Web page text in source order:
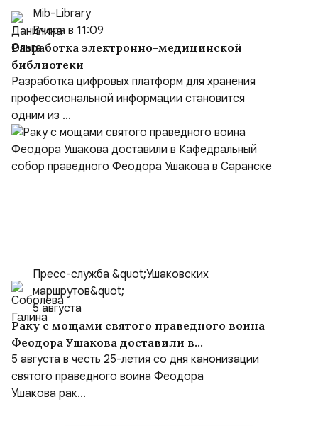
Mib-Library
Вчера в 11:09
Разработка электронно-медицинской
библиотеки
Разработка цифровых платформ для хранения
профессиональной информации становится
одним из ...
Пресс-служба &quot;Ушаковских
маршрутов&quot;
5 августа
Раку с мощами святого праведного воина
Феодора Ушакова доставили в
Кафедральный собор праведного Феодора
Ушакова в Саранске
5 августа в честь 25-летия со дня канонизации
святого праведного воина Феодора
Ушакова рак...